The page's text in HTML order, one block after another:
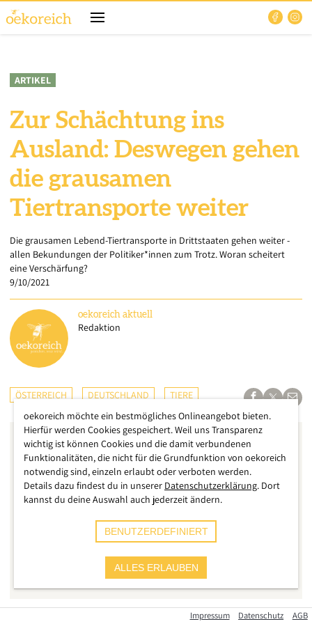
ARTIKEL
Zur Schächtung ins
Ausland: Deswegen gehen
die grausamen
Tiertransporte weiter
Die grausamen Lebend-Tiertransporte in Drittstaaten gehen weiter -
allen Bekundungen der Politiker*innen zum Trotz. Woran scheitert
eine Verschärfung?
9/10/2021
oekoreich aktuell
Redaktion
ÖSTERREICH DEUTSCHLAND TIERE
Impressum Datenschutz AGB
oekoreich möchte ein bestmögliches Onlineangebot bieten.
Hierfür werden Cookies gespeichert. Weil uns Transparenz
wichtig ist können Cookies und die damit verbundenen
Funktionalitäten, die nicht für die Grundfunktion von oekoreich
notwendig sind, einzeln erlaubt oder verboten werden.
Details dazu findest du in unserer Datenschutzerklärung. Dort
kannst du deine Auswahl auch jederzeit ändern.
BENUTZERDEFINIERT
ALLES ERLAUBEN